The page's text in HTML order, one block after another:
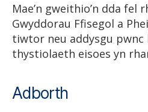
Mae’n gweithio’n dda fel
Gwyddorau Ffisegol a
tiwtor neu addysgu pwnc
thystiolaeth eisoes yn
Adborth